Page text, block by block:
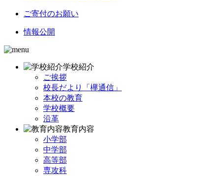
ご寄付のお願い
情報公開
学校紹介
ご挨拶
校長だより「欅通信」
本校の教育
学校概要
沿革
教育内容
小学部
中学部
高等部
専攻科